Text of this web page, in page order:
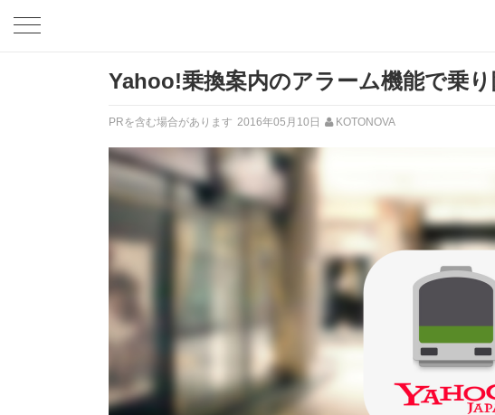
Yahoo!乗換案内のアラーム機能で乗
PRを含む場合があります 2016年05月10日 KOTONOVA